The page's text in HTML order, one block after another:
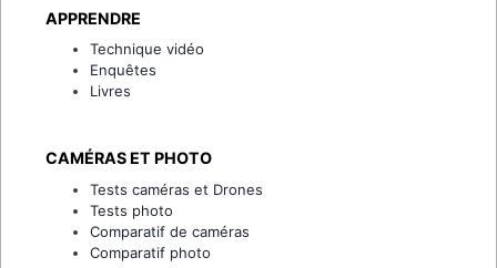
APPRENDRE
Technique vidéo
Enquêtes
Livres
CAMÉRAS ET PHOTO
Tests caméras et Drones
Tests photo
Comparatif de caméras
Comparatif photo